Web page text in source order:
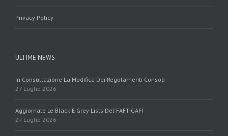
Privacy Policy
ULTIME NEWS
In Consultazione La Modifica Dei Regolamenti Consob
27 Luglio 2026
Aggiornate Le Black E Grey Lists Del FAFT-GAFI
27 Luglio 2026